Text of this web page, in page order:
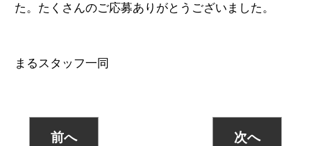
た。たくさんのご応募ありがとうございました。
まるスタッフ一同
前へ 次へ